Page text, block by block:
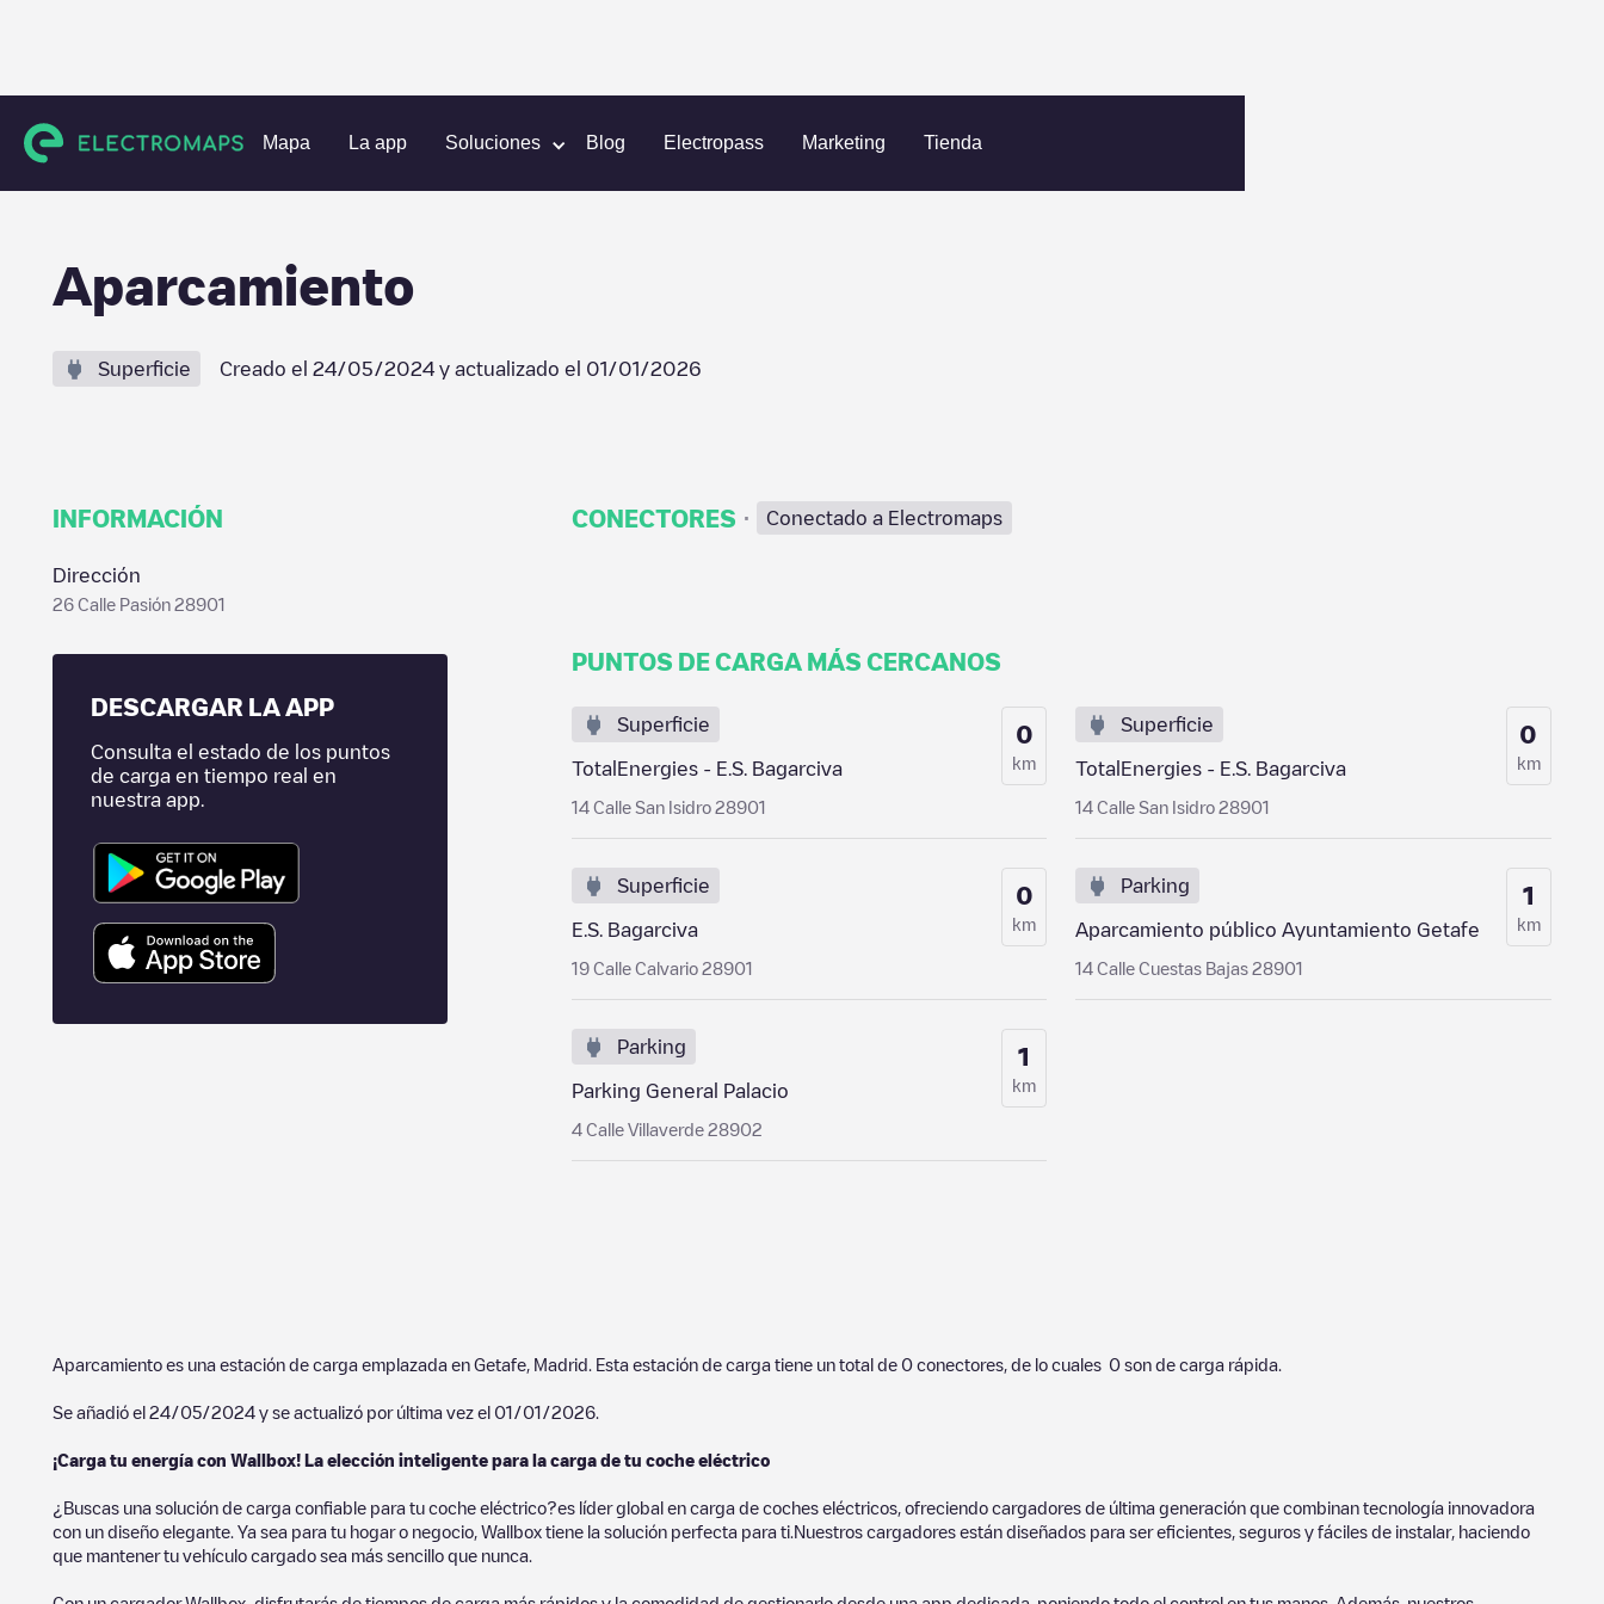
Mapa La app Soluciones Blog Electropass Marketing Tienda
Estaciones de carga España Madrid Getafe Aparcamiento
Aparcamiento
Superficie Creado el 24/05/2024 y actualizado el 01/01/2026
INFORMACIÓN
Dirección
26 Calle Pasión 28901
DESCARGAR LA APP
Consulta el estado de los puntos
de carga en tiempo real en
nuestra app.
CONECTORES · Conectado a Electromaps
PUNTOS DE CARGA MÁS CERCANOS
Superficie
TotalEnergies - E.S. Bagarciva
14 Calle San Isidro 28901
0
km
Superficie
TotalEnergies - E.S. Bagarciva
14 Calle San Isidro 28901
0
km
Superficie
E.S. Bagarciva
19 Calle Calvario 28901
0
km
Parking
Aparcamiento público Ayuntamiento Getafe
14 Calle Cuestas Bajas 28901
1
km
Parking
Parking General Palacio
4 Calle Villaverde 28902
1
km
Aparcamiento es una estación de carga emplazada en Getafe Madrid . Esta estación de carga tiene un total de 0 conectores, de lo cuales 0 son de carga rápida.
Se añadió el 24/05/2024 y se actualizó por última vez el 01/01/2026
¡Carga tu energía con Wallbox! La elección inteligente para la carga de tu coche eléctrico
¿Buscas una solución de carga confiable para tu coche eléctrico?es líder global en carga de coches eléctricos, ofreciendo cargadores de última generación que combinan tecnología innovadora
con un diseño elegante. Ya sea para tu hogar o negocio, Wallbox tiene la solución perfecta para ti.Nuestros cargadores están diseñados para ser eficientes, seguros y fáciles de instalar, haciendo
que mantener tu vehículo cargado sea más sencillo que nunca.